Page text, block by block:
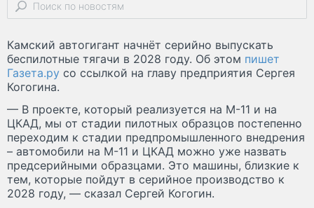
Камский автогигант начнёт серийно выпускать
беспилотные тягачи в 2028 году. Об этом пишет
Газета.ру со ссылкой на главу предприятия Сергея
Когогина.
— В проекте, который реализуется на М-11 и на
ЦКАД, мы от стадии пилотных образцов постепенно
переходим к стадии предпромышленного внедрения
– автомобили на М-11 и ЦКАД можно уже назвать
предсерийными образцами. Это машины, близкие к
тем, которые пойдут в серийное производство к
2028 году, — сказал Сергей Когогин.